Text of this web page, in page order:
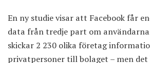
En ny studie visar att Facebook får
data från tredje part om
skickar 2 230 olika företag
privatpersoner till bolaget – men det